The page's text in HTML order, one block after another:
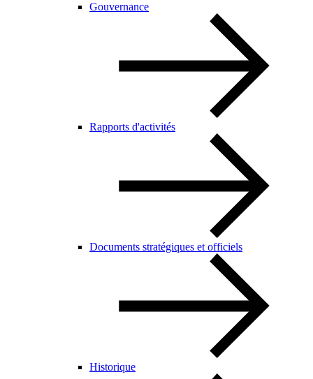
Gouvernance
Rapports d'activités
Documents stratégiques et officiels
Historique